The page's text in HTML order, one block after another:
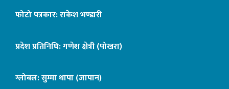
फोटो पत्रकार: राकेश भण्डारी
प्रदेश प्रतिनिधि: गणेश क्षेत्री (पोखरा)
ग्लोबल: सुम्मा थापा (जापान)